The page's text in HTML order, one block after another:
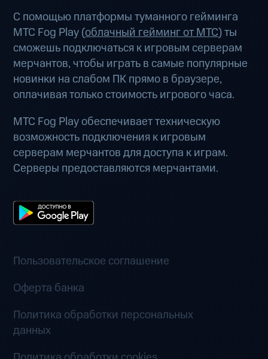
С помощью платформы туманного гейминга
МТС Fog Play (облачный гейминг от МТС) ты
сможешь подключаться к игровым серверам
мерчантов, чтобы играть в самые популярные
новинки на слабом ПК прямо в браузере,
оплачивая только стоимость игрового часа.
МТС Fog Play обеспечивает техническую
возможность подключения к игровым
серверам мерчантов для доступа к играм.
Серверы предоставляются мерчантами.
Пользовательское соглашение
Оферта банка
Политика обработки персональных
данных